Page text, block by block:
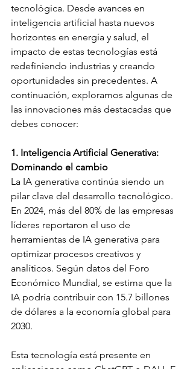
tecnológica. Desde avances en
inteligencia artificial hasta nuevos
horizontes en energía y salud, el
impacto de estas tecnologías está
redefiniendo industrias y creando
oportunidades sin precedentes. A
continuación, exploramos algunas de
las innovaciones más destacadas que
debes conocer:
1. Inteligencia Artificial Generativa:
Dominando el cambio
La IA generativa continúa siendo un
pilar clave del desarrollo tecnológico.
En 2024, más del 80% de las empresas
líderes reportaron el uso de
herramientas de IA generativa para
optimizar procesos creativos y
analíticos. Según datos del Foro
Económico Mundial, se estima que la
IA podría contribuir con 15.7 billones
de dólares a la economía global para
2030.
Esta tecnología está presente en